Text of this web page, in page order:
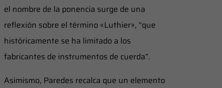
el nombre de la ponencia surge de una
reflexión sobre el término «Luthier», “que
históricamente se ha limitado a los
fabricantes de instrumentos de cuerda”.
Asimismo, Paredes recalca que un elemento